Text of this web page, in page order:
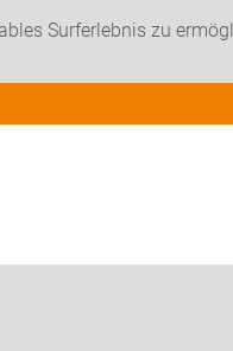
Surferlebnis zu